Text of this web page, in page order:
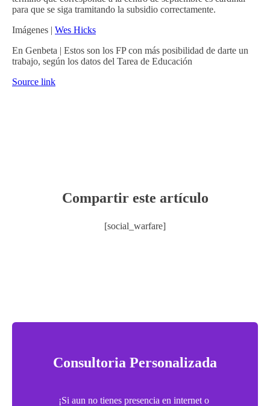
para que se siga tramitando la subsidio correctamente.
Imágenes | Wes Hicks
En Genbeta | Estos son los FP con más posibilidad de darte un
trabajo, según los datos del Tarea de Educación
Source link
Compartir este artículo
[social_warfare]
Consultoria Personalizada
¡Si aun no tienes presencia en internet o